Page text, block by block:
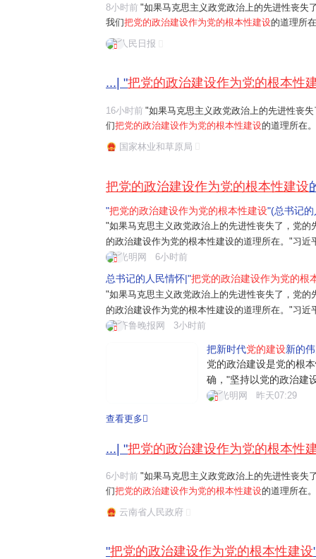
8小时前 "如果马克思主义政党政治上的先进性丧失
我们把党的政治建设作为党的根本性建设的道理所
首要任务是保证全党服从中央，坚持党中央权威和
问题。习近平总书记曾讲过一个长征故事："红军...
人民日报
...| "把党的政治建设作为党的根本性
16小时前 "如果马克思主义政党政治上的先进性丧
们把党的政治建设作为党的根本性建设的道理所在
任务是保证全党服从中央,坚持党中央权威和集中
题。习近平总书记曾讲过一个长征故事:"红军...
国家林业和草原局
把党的政治建设作为党的根本性建设
"把党的政治建设作为党的根本性建设"(总书记
"如果马克思主义政党政治上的先进性丧失了，党
的政治建设作为党的根本性建设的道理所在。"习
是保证全党服从中央，坚持党中央权威和集中统一
近平总书记曾讲过一个长征故事："红军过草
光明网 6小时前
总书记的人民情怀|"把党的政治建设作为党的根
"如果马克思主义政党政治上的先进性丧失了，党
的政治建设作为党的根本性建设的道理所在。"习
是保证全党服从中央，坚持党中央权威和集中统一
齐鲁晚报网 3小时前
把新时代党的建设新的
党的政治建设是党的根
确，"坚持以党的政治建
为核心的党中央把党的
光明网 昨天07:29
查看更多
...| "把党的政治建设作为党的根本性
6小时前 "如果马克思主义政党政治上的先进性丧失
们把党的政治建设作为党的根本性建设的道理所在
任务是保证全党服从中央,坚持党中央权威和集中
云南省人民政府
"把党的政治建设作为党的根本性建设